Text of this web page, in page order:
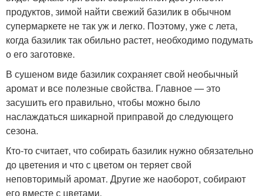
продуктов, зимой найти свежий базилик в обычном
супермаркете не так уж и легко. Поэтому, уже с лета,
когда базилик так обильно растет, необходимо подумать
о его заготовке.
В сушеном виде базилик сохраняет свой необычный
аромат и все полезные свойства. Главное — это
засушить его правильно, чтобы можно было
наслаждаться шикарной приправой до следующего
сезона.
Кто-то считает, что собирать базилик нужно обязательно
до цветения и что с цветом он теряет свой
неповторимый аромат. Другие же наоборот, собирают
его вместе с цветами.